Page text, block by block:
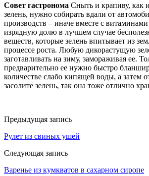
Совет гастронома Сныть и крапиву,
зелень, нужно собирать вдали от
производств – иначе вместе с
изрядную долю в лучшем случае
веществ, которые зелень впитывает из
процессе роста. Любую дикорастущую
заготавливать на зиму, замораживая ее.
предварительно ее нужно быстро
количестве слабо кипящей воды, а затем
засолите зелень, так она тоже отлично
Предыдущая запись
Рулет из свиных ушей
Следующая запись
Варенье из кумкватов в сахарном сиропе